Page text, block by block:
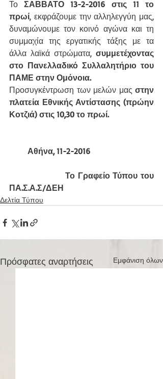
Το ΣΑΒΒΑΤΟ 13-2-2016 στις 11 το
πρωί, εκφράζουμε την αλληλεγγύη μας,
δυναμώνουμε τον κοινό αγώνα και τη
συμμαχία της εργατικής τάξης με τα
άλλα λαϊκά στρώματα, συμμετέχοντας
στο Πανελλαδικό Συλλαλητήριο του
ΠΑΜΕ στην Ομόνοια.
Προσυγκέντρωση των μελών μας στην
πλατεία Εθνικής Αντίστασης (πρώην
Κοτζιά) στις 10,30 το πρωί.
Αθήνα, 11-2-2016
Το Γραφείο Τύπου του
ΠΑ.Σ.Α.Σ/ΔΕΗ
Δελτία Τύπου
Πρόσφατες αναρτήσεις Εμφάνιση όλων